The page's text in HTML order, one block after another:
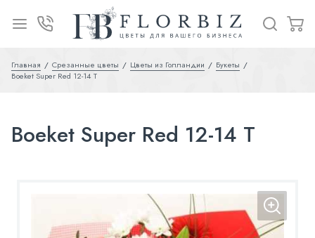
Главная Срезанные цветы Цветы из Голландии
Букеты
Boeket Super Red 12-14 T
Boeket Super Red 12-14 T